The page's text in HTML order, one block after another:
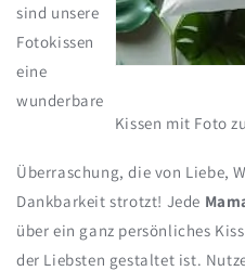
Kissen mit Foto
sind unsere
Fotokissen
eine
wunderbare
Überraschung, die von Liebe,
Dankbarkeit strotzt! Jede
über ein ganz persönliches
der Liebsten gestaltet ist.